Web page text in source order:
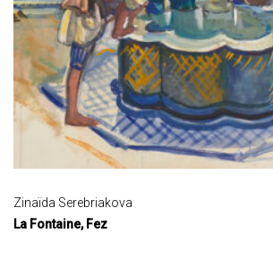
Zinaïda Serebriakova
La Fontaine, Fez